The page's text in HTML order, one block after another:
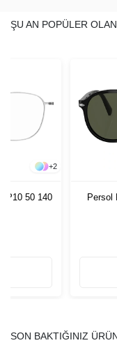
ŞU AN POPÜLER
+2
P10 50 140
Persol
SON BAKTIĞINIZ